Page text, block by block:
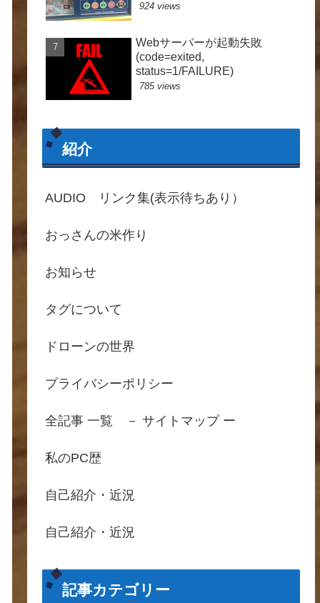
924 views
Webサーバーが起動失敗
(code=exited,
status=1/FAILURE)
785 views
紹介
AUDIO リンク集(表示待ちあり）
おっさんの米作り
お知らせ
タグについて
ドローンの世界
プライバシーポリシー
全記事 一覧 － サイトマップ ー
私のPC歴
自己紹介・近況
自己紹介・近況
記事カテゴリー